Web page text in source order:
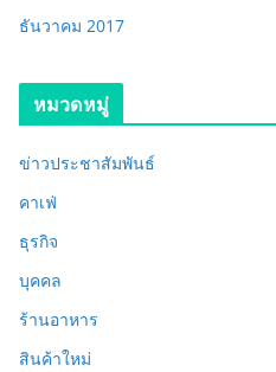
ธันวาคม 2017
หมวดหมู่
ข่าวประชาสัมพันธ์
คาเฟ่
ธุรกิจ
บุคคล
ร้านอาหาร
สินค้าใหม่